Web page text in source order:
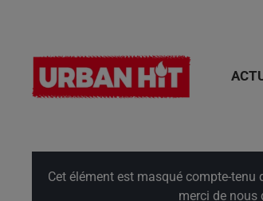
Cet élément est masqué compte-
merci de nous